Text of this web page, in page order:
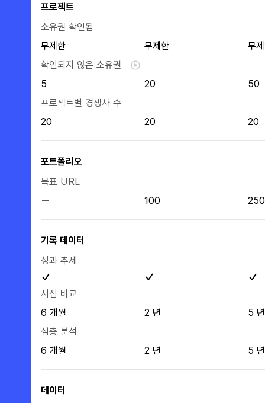
프로젝트
소유권 확인됨
무제한
무제한
무
확인되지 않은 소유권
5
20
50
프로젝트별 경쟁사 수
20
20 20
포트폴리오
목표 URL
100
250
기록 데이터
성과 추세
시점 비교
6 개월
2 년
5 년
심층 분석
6 개월
2 년 5 년
데이터